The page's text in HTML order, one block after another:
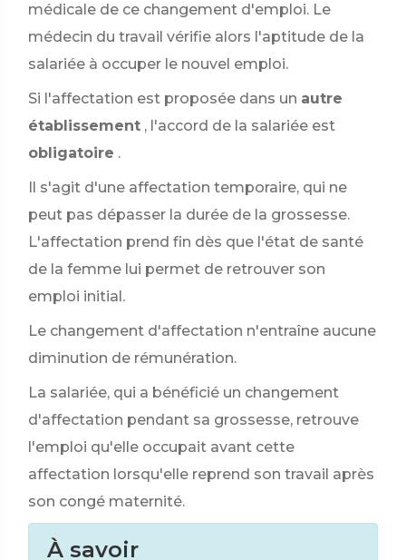
médicale de ce changement d'emploi. Le
médecin du travail vérifie alors l'aptitude de la
salariée à occuper le nouvel emploi.
Si l'affectation est proposée dans un autre
établissement , l'accord de la salariée est
obligatoire .
Il s'agit d'une affectation temporaire, qui ne
peut pas dépasser la durée de la grossesse.
L'affectation prend fin dès que l'état de santé
de la femme lui permet de retrouver son
emploi initial.
Le changement d'affectation n'entraîne aucune
diminution de rémunération.
La salariée, qui a bénéficié un changement
d'affectation pendant sa grossesse, retrouve
l'emploi qu'elle occupait avant cette
affectation lorsqu'elle reprend son travail après
son congé maternité.
À savoir